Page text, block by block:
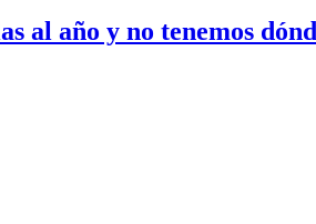
al año y no tenemos